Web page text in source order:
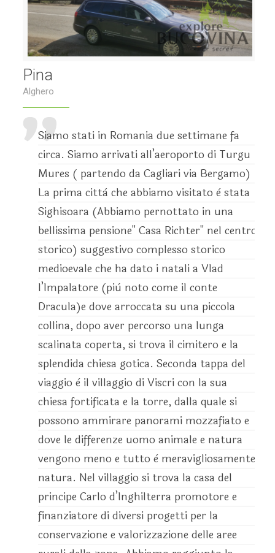
Pina
Alghero
Siamo stati in Romania due settimane fa
circa. Siamo arrivati all’aeroporto di Turgu
Mures ( partendo da Cagliari via Bergamo)
La prima città che abbiamo visitato è stata
Sighisoara (Abbiamo pernottato in una
bellissima pensione" Casa Richter" nel centro
storico) suggestivo complesso storico
medioevale che ha dato i natali a Vlad
l’Impalatore (più noto come il conte
Dracula)e dove arroccata su una piccola
collina, dopo aver percorso una lunga
scalinata coperta, si trova il cimitero e la
splendida chiesa gotica. Seconda tappa del
viaggio è il villaggio di Viscri con la sua
chiesa fortificata e la torre, dalla quale si
possono ammirare panorami mozzafiato e
dove le differenze uomo animale e natura
vengono meno e tutto è meravigliosamente
natura. Nel villaggio si trova la casa del
principe Carlo d’Inghilterra promotore e
finanziatore di diversi progetti per la
conservazione e valorizzazione delle aree